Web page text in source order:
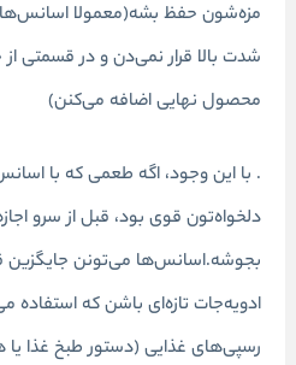
مزه‌شون حفظ بشه(معمولا
شدت بالا قرار نمی‌دن و در قسمتی از
محصول نهایی اضافه می‌کنن)
. با این وجود، اگه طعمی که با
دلخواه‌تون قوی بود، قبل از سرو
بجوشه.اسانس‌ها می‌تونن جایگزین
ادویه‌جات تازه‌ای باشن که
رسپی‌های غذایی (دستور طبخ غذا یا